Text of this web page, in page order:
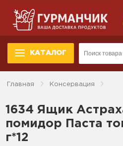
КАТАЛОГ
Главная Консервация
1634 Ящик
помидор Паста
г*12